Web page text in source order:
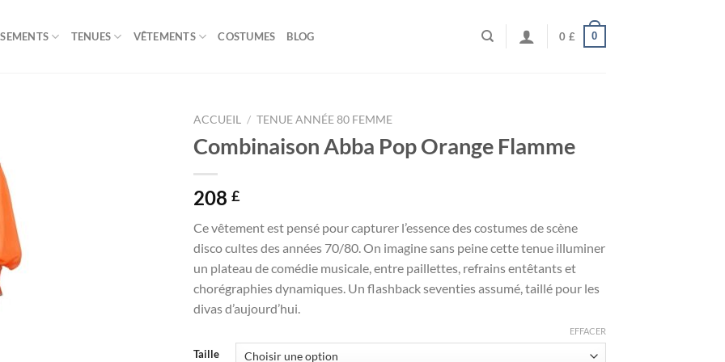
TENUES VÊTEMENTS COSTUMES BLOG 0 £ 0
ACCUEIL / TENUE ANNÉE 80 FEMME
Combinaison Abba Pop Orange Flamme
208 £
Ce vêtement est pensé pour capturer l’essence des costumes de scène
disco cultes des années 70/80. On imagine sans peine cette tenue illuminer
un plateau de comédie musicale, entre paillettes, refrains entêtants et
chorégraphies dynamiques. Un flashback seventies assumé, taillé pour les
divas d’aujourd’hui.
Taille
EFFACER